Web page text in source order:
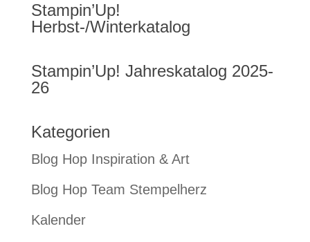
Stampin’Up!
Herbst-/Winterkatalog
Stampin’Up! Jahreskatalog 2025-
26
Kategorien
Blog Hop Inspiration & Art
Blog Hop Team Stempelherz
Kalender